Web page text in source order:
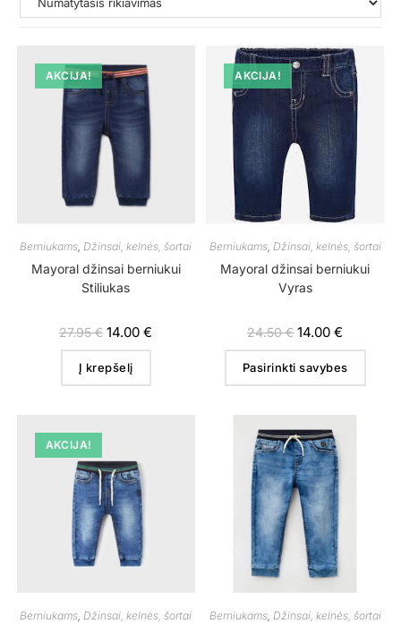
AKCIJA!
Berniukams Džinsai, kelnės, šortai
Mayoral džinsai berniukui
Stiliukas
27.95€ 14.00€
Į krepšelį
AKCIJA!
Berniukams, Džinsai, kelnės, šortai
Mayoral džinsai berniukui
Vyras
24.50€ 14.00€
Pasirinkti savybes
AKCIJA!
Berniukams,Džinsai, kelnės, šortai Berniukams, Džinsai, kelnės, šortai